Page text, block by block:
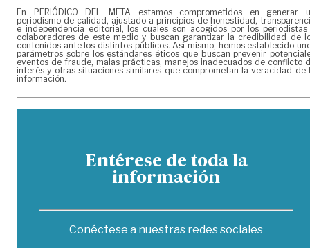
En PERIÓDICO DEL META estamos comprometidos en generar
periodismo de calidad, ajustado a principios de honestidad,
e independencia editorial, los cuales son acogidos por los periodistas
colaboradores de este medio y buscan garantizar la credibilidad de
contenidos ante los distintos públicos. Así mismo, hemos establecido
parámetros sobre los estándares éticos que buscan prevenir
eventos de fraude, malas prácticas, manejos inadecuados de conflicto
interés y otras situaciones similares que comprometan la veracidad de
información.
Entérese de toda la
información
Conéctese a nuestras redes sociales